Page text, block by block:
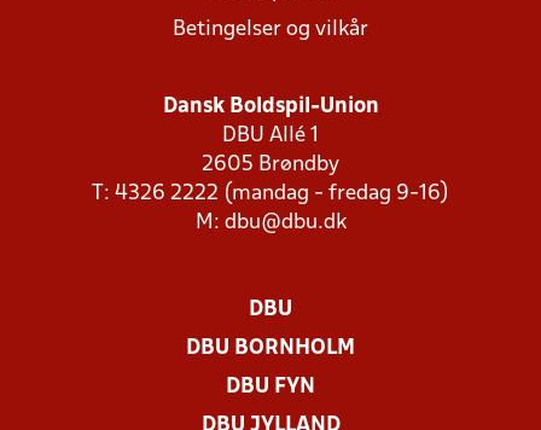
Betingelser og vilkår
Dansk Boldspil-Union
DBU Allé 1
2605 Brøndby
T: 4326 2222 (mandag - fredag 9-16)
M: dbu@dbu.dk
DBU
DBU BORNHOLM
DBU FYN